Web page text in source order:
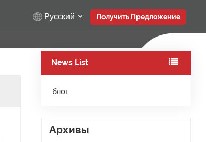
Русский Получить Предложение
News List
блог
Архивы